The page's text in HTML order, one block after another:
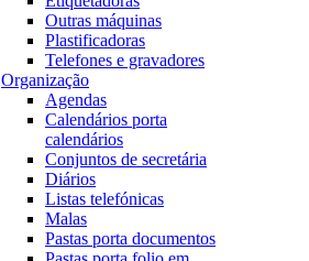
Outras máquinas
Plastificadoras
Telefones e gravadores
Organização
Agendas
Calendários porta
calendários
Conjuntos de secretária
Diários
Listas telefónicas
Malas
Pastas porta documentos